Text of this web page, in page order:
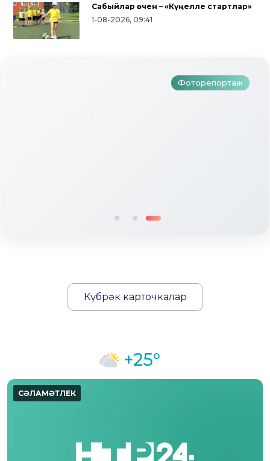
Сабыйлар өчен – «Күңелле стартлар»
1-08-2026, 09:41
Фоторепортаж
Түбән Кама районында тугызынчы
тапкыр «Авылым хуҗабикәсе»
бәйгесе узды
Күбрәк карточкалар
+25°